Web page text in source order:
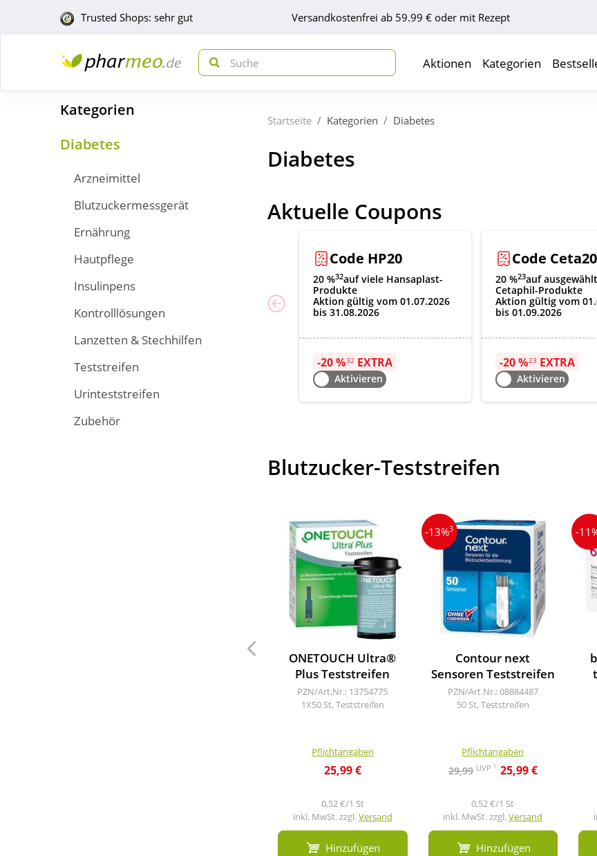
Trusted Shops: sehr gut Versandkostenfrei ab 59.99 € oder mit Rezept
Aktionen Kategorien
Kategorien
Diabetes
Arzneimittel
Blutzuckermessgerät
Ernährung
Hautpflege
Insulinpens
Kontrolllösungen
Lanzetten & Stechhilfen
Teststreifen
Urinteststreifen
Zubehör
Startseite Kategorien Diabetes
Diabetes
Aktuelle Coupons
Code HP20
20 %32auf viele Hansaplast-
Produkte
Aktion gültig vom 01.07.2026
bis 31.08.2026
-20 %32EXTRA
Aktivieren
Code Ceta20
20 %23auf
Cetaphil-Produkte
Aktion gültig vom
bis 01.09.2026
-20 %23 EXTRA
Aktivieren
Blutzucker-Teststreifen
ONETOUCH Ultra®
Plus Teststreifen
PZN/Art.Nr.: 13754775
1X50 St, Teststreifen
Pflichtangaben
25,99 €
0,52 €/1 St
inkl. MwSt. zzgl.Versand
Hinzufügen
-13%3
Contour next
Sensoren Teststreifen
PZN/Art.Nr.: 08884487
50 St, Teststreifen
Pflichtangaben
29,99 UVP 1 25,99 €
0,52 €/1 St
inkl. MwSt. zzgl.Versand
Hinzufügen
-